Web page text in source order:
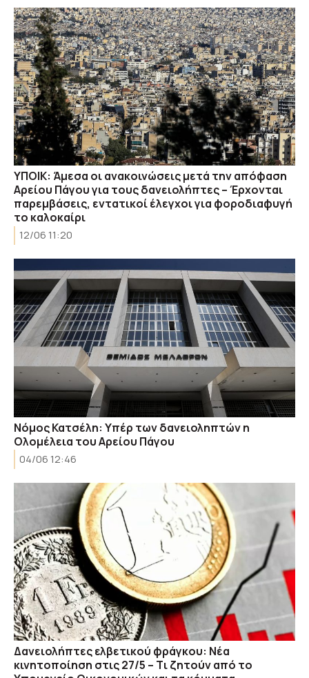
ΥΠΟΙΚ: Άμεσα οι ανακοινώσεις μετά την απόφαση
Αρείου Πάγου για τους δανειολήπτες – Έρχονται
παρεμβάσεις, εντατικοί έλεγχοι για φοροδιαφυγή
το καλοκαίρι
12/06 11:20
Νόμος Κατσέλη: Υπέρ των δανειοληπτών η
Ολομέλεια του Αρείου Πάγου
04/06 12:46
Δανειολήπτες ελβετικού φράγκου: Νέα
κινητοποίηση στις 27/5 – Tι ζητούν από το